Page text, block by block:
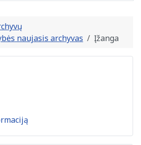
naujasis archyvas
Įžanga